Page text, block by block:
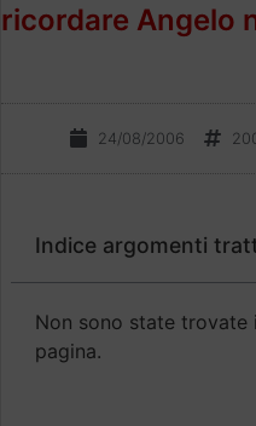
ricordare Angelo
24/08/2006
Indice argomenti
Non sono state trovate
pagina.